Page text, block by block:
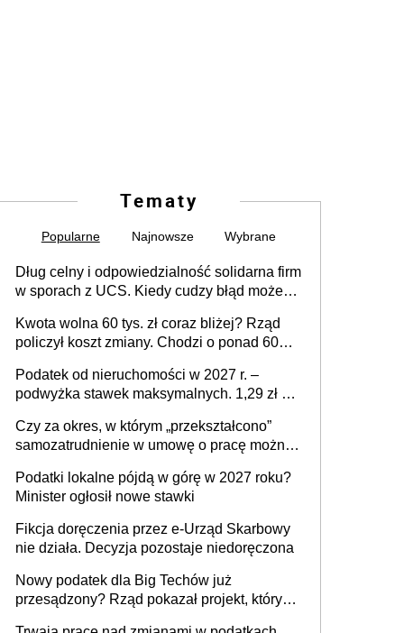
Tematy
Popularne Najnowsze Wybrane
Dług celny i odpowiedzialność solidarna firm
w sporach z UCS. Kiedy cudzy błąd może
Kwota wolna 60 tys. zł coraz bliżej? Rząd
policzył koszt zmiany. Chodzi o ponad 60
Podatek od nieruchomości w 2027 r. –
podwyżka stawek maksymalnych. 1,29 zł za
budynków i lokali związanych z
prowadzeniem działalności gospodarczej
Czy za okres, w którym „przekształcono”
samozatrudnienie w umowę o pracę można
umowy cywilnoprawnej jedynym
racjonalnym wyjściem
Podatki lokalne pójdą w górę w 2027 roku?
Minister ogłosił nowe stawki
Fikcja doręczenia przez e-Urząd Skarbowy
nie działa. Decyzja pozostaje niedoręczona
Nowy podatek dla Big Techów już
przesądzony? Rząd pokazał projekt, który